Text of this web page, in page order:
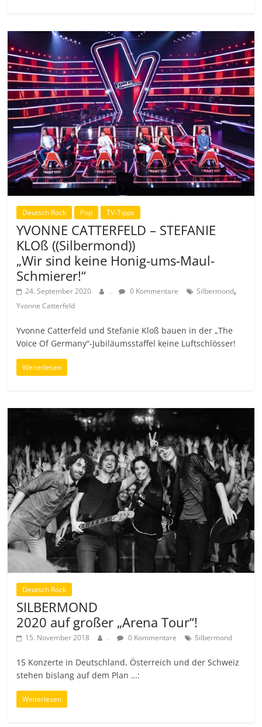
Deutsch Rock Pop TV-Tipps
YVONNE CATTERFELD – STEFANIE
KLOß ((Silbermond))
„Wir sind keine Honig-ums-Maul-
Schmierer!“
24. September 2020 . 0 Kommentare Silbermond,
Yvonne Catterfeld
Yvonne Catterfeld und Stefanie Kloß bauen in der „The
Voice Of Germany“-Jubiläumsstaffel keine Luftschlösser!
Weiterlesen
Deutsch Rock
SILBERMOND
2020 auf großer „Arena Tour“!
15. November 2018 . 0 Kommentare Silbermond
15 Konzerte in Deutschland, Österreich und der Schweiz
stehen bislang auf dem Plan …:
Weiterlesen